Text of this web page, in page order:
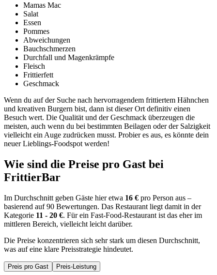
Mamas Mac
Salat
Essen
Pommes
Abweichungen
Bauchschmerzen
Durchfall und Magenkrämpfe
Fleisch
Frittierfett
Geschmack
Wenn du auf der Suche nach hervorragendem frittiertem Hähnchen
und kreativen Burgern bist, dann ist dieser Ort definitiv einen
Besuch wert. Die Qualität und der Geschmack überzeugen die
meisten, auch wenn du bei bestimmten Beilagen oder der Salzigkeit
vielleicht ein Auge zudrücken musst. Probier es aus, es könnte dein
neuer Lieblings-Foodspot werden!
Wie sind die Preise pro Gast bei
FrittierBar
Im Durchschnitt geben Gäste hier etwa 16 € pro Person aus –
basierend auf 90 Bewertungen. Das Restaurant liegt damit in der
Kategorie 11 - 20 €. Für ein Fast-Food-Restaurant ist das eher im
mittleren Bereich, vielleicht leicht darüber.
Die Preise konzentrieren sich sehr stark um diesen Durchschnitt,
was auf eine klare Preisstrategie hindeutet.
Preis pro Gast Preis-Leistung